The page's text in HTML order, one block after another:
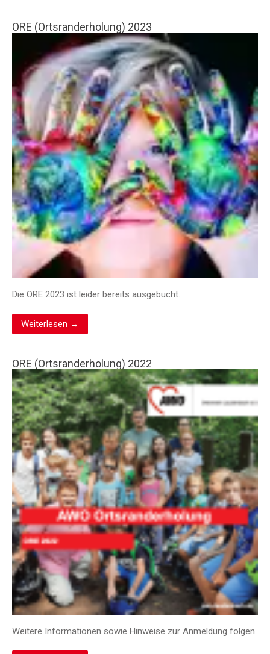
ORE (Ortsranderholung) 2023
Die ORE 2023 ist leider bereits ausgebucht.
Weiterlesen →
ORE (Ortsranderholung) 2022
Weitere Informationen sowie Hinweise zur Anmeldung folgen.